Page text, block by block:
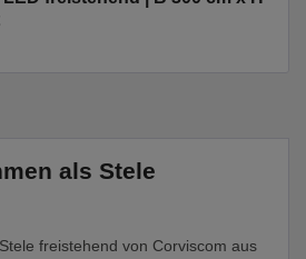
als Stele
freistehend von Corviscom aus